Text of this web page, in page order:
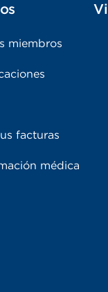
miembros
facturas
médica